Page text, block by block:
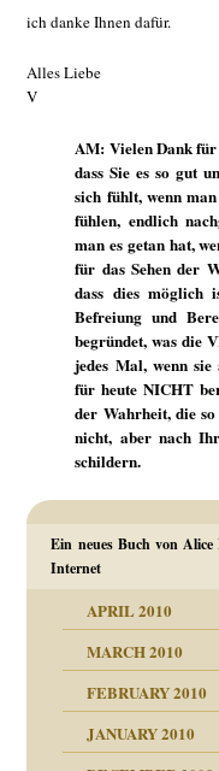
ich danke Ihnen dafür.
Alles Liebe
V
AM: Vielen Dank
dass Sie es so gut
sich fühlt, wenn
fühlen, endlich
man es getan hat,
für das Sehen der
dass dies möglich
Befreiung und
begründet, was die
jedes Mal, wenn
für heute NICHT
der Wahrheit, die
nicht, aber nach
schildern.
Ein neues Buch von
Internet
APRIL 2010
MARCH 2010
FEBRUARY 2010
JANUARY 2010